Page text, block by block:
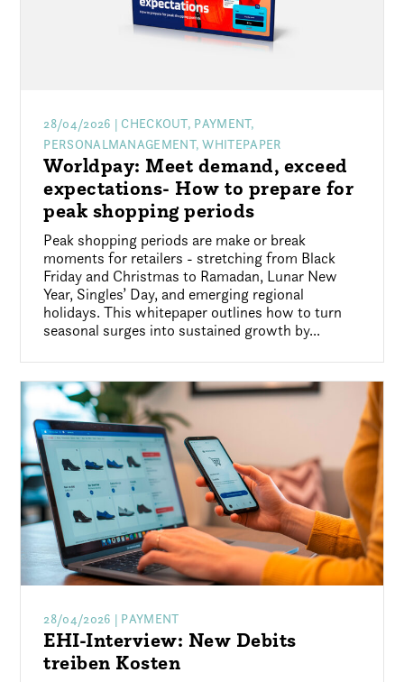
28/04/2026 | CHECKOUT, PAYMENT,
PERSONALMANAGEMENT, WHITEPAPER
Worldpay: Meet demand, exceed
expectations- How to prepare for
peak shopping periods
Peak shopping periods are make or break
moments for retailers - stretching from Black
Friday and Christmas to Ramadan, Lunar New
Year, Singles’ Day, and emerging regional
holidays. This whitepaper outlines how to turn
seasonal surges into sustained growth by...
28/04/2026 | PAYMENT
EHI-Interview: New Debits
treiben Kosten